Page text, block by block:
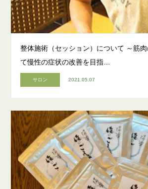
整体施術（セッション）について ～筋
て慢性の症状の改善を目指…
サロン 2021.05.07